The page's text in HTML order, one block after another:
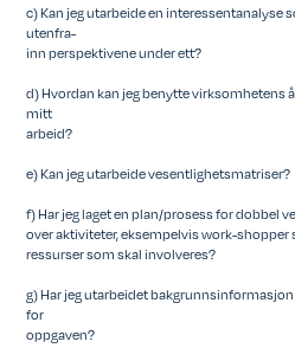
c) Kan jeg utarbeide en interessentanalyse
utenfra-
inn perspektivene under ett?
d) Hvordan kan jeg benytte virksomhetens
mitt
arbeid?
e) Kan jeg utarbeide vesentlighetsmatriser?
f) Har jeg laget en plan/prosess for dobbel
over aktiviteter, eksempelvis work-
ressurser som skal involveres?
g) Har jeg utarbeidet
for
oppgaven?